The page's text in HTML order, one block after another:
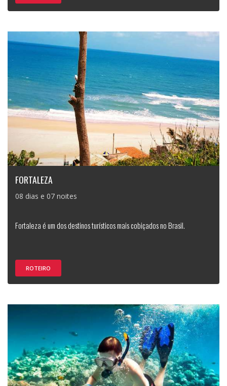
FORTALEZA
08 dias e 07 noites
Fortaleza é um dos destinos turísticos mais cobiçados no Brasil.
ROTEIRO